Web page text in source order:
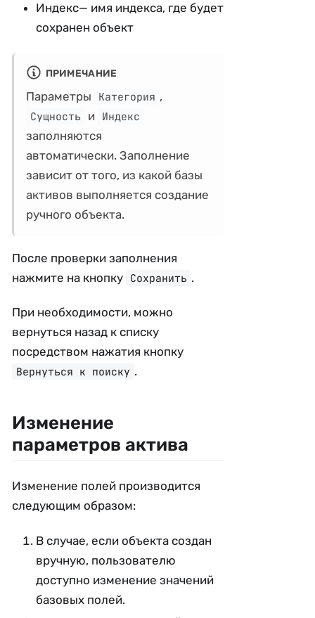
Индекс— имя индекса, где будет
сохранен объект
ПРИМЕЧАНИЕ
Параметры Категория ,
Сущность и Индекс
заполняются
автоматически. Заполнение
зависит от того, из какой базы
активов выполняется создание
ручного объекта.
После проверки заполнения
нажмите на кнопку Сохранить .
При необходимости, можно
вернуться назад к списку
посредством нажатия кнопку
Вернуться к поиску .
Изменение
параметров актива
Изменение полей производится
следующим образом:
В случае, если объекта создан
вручную, пользователю
доступно изменение значений
базовых полей.